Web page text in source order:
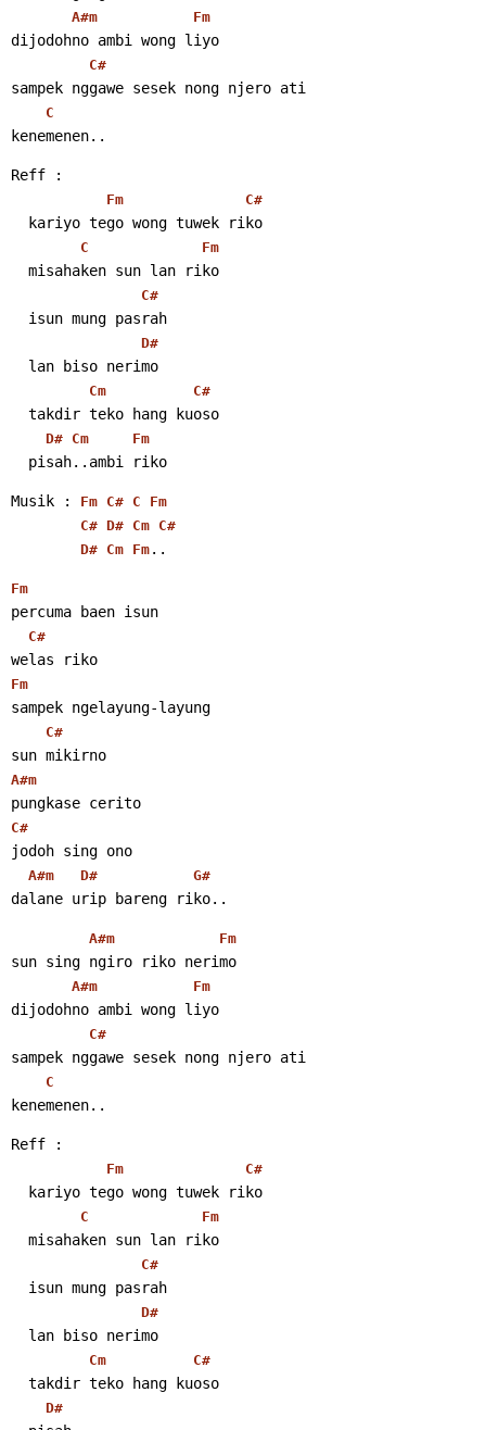
A#m Fm
dijodohno ambi wong liyo
C#
sampek nggawe sesek nong njero ati
C
kenemenen..
Reff :
Fm C#
  kariyo tego wong tuwek riko
C Fm
  misahaken sun lan riko
C#
  isun mung pasrah
D#
  lan biso nerimo
Cm C#
  takdir teko hang kuoso
D# Cm Fm
  pisah..ambi riko
Musik : Fm C# C
Fm
C# D# Cm C#
D# Cm Fm ..
Fm
percuma baen isun
C#
welas riko
Fm
sampek ngelayung-layung
C#
sun mikirno
A#m
pungkase cerito
C#
jodoh sing ono
A#m D# G#
dalane urip bareng riko..
A#m Fm
sun sing ngiro riko nerimo
A#m Fm
dijodohno ambi wong liyo
C#
sampek nggawe sesek nong njero ati
C
kenemenen..
Reff :
Fm C#
  kariyo tego wong tuwek riko
C Fm
  misahaken sun lan riko
C#
  isun mung pasrah
D#
  lan biso nerimo
Cm C#
  takdir teko hang kuoso
D#